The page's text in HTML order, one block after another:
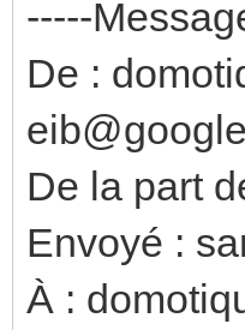
-----
De :
De la part
Envoyé :
À :